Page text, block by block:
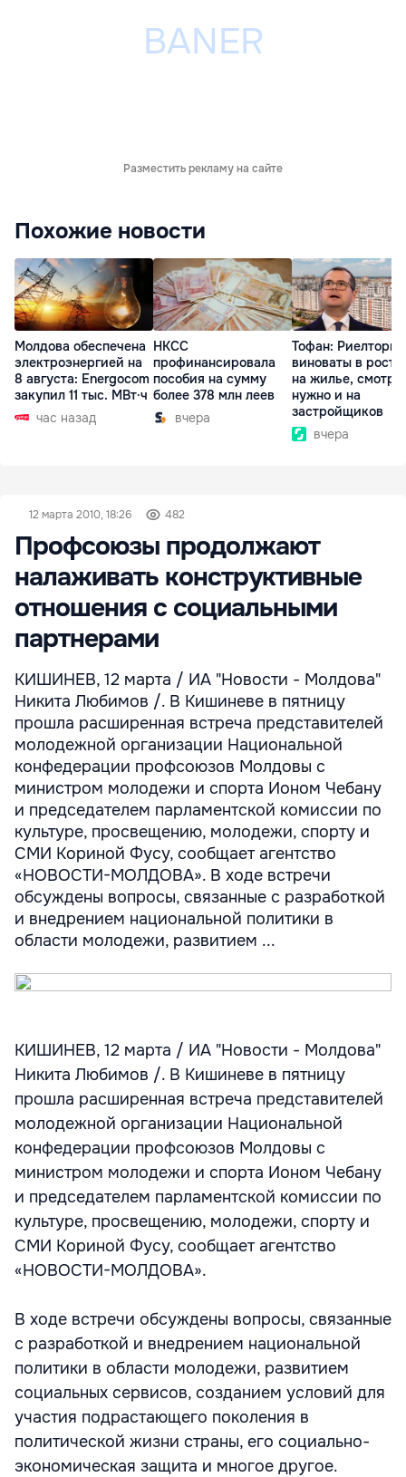
Разместить рекламу на сайте
Похожие новости
Молдова обеспечена
электроэнергией на
8 августа: Energocom
закупил 11 тыс. МВт·ч
час назад
НКСС
профинансировала
пособия на сумму
более 378 млн леев
вчера
Тофан: Риелторы
виноваты в росте
на жилье,
нужно и на
застройщиков
вчера
12 марта 2010, 18:26 482
Профсоюзы продолжают
налаживать конструктивные
отношения с социальными
партнерами
КИШИНЕВ, 12 марта / ИА "Новости - Молдова"
Никита Любимов /. В Кишиневе в пятницу
прошла расширенная встреча представителей
молодежной организации Национальной
конфедерации профсоюзов Молдовы с
министром молодежи и спорта Ионом Чебану
и председателем парламентской комиссии по
культуре, просвещению, молодежи, спорту и
СМИ Кориной Фусу, сообщает агентство
«НОВОСТИ-МОЛДОВА». В ходе встречи
обсуждены вопросы, связанные с разработкой
и внедрением национальной политики в
области молодежи, развитием ...
КИШИНЕВ, 12 марта / ИА "Новости - Молдова"
Никита Любимов /. В Кишиневе в пятницу
прошла расширенная встреча представителей
молодежной организации Национальной
конфедерации профсоюзов Молдовы с
министром молодежи и спорта Ионом Чебану
и председателем парламентской комиссии по
культуре, просвещению, молодежи, спорту и
СМИ Кориной Фусу, сообщает агентство
«НОВОСТИ-МОЛДОВА».
В ходе встречи обсуждены вопросы, связанные
с разработкой и внедрением национальной
политики в области молодежи, развитием
социальных сервисов, созданием условий для
участия подрастающего поколения в
политической жизни страны, его социально-
экономическая защита и многое другое.